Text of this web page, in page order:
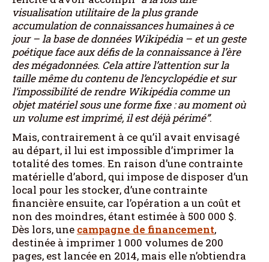
visualisation utilitaire de la plus grande
accumulation de connaissances humaines à ce
jour – la base de données Wikipédia – et un geste
poétique face aux défis de la connaissance à l’ère
des mégadonnées. Cela attire l’attention sur la
taille même du contenu de l’encyclopédie et sur
l’impossibilité de rendre Wikipédia comme un
objet matériel sous une forme fixe : au moment où
un volume est imprimé, il est déjà périmé”.
Mais, contrairement à ce qu’il avait envisagé
au départ, il lui est impossible d’imprimer la
totalité des tomes. En raison d’une contrainte
matérielle d’abord, qui impose de disposer d’un
local pour les stocker, d’une contrainte
financière ensuite, car l’opération a un coût et
non des moindres, étant estimée à 500 000 $.
Dès lors, une campagne de financement,
destinée à imprimer 1 000 volumes de 200
pages, est lancée en 2014, mais elle n’obtiendra